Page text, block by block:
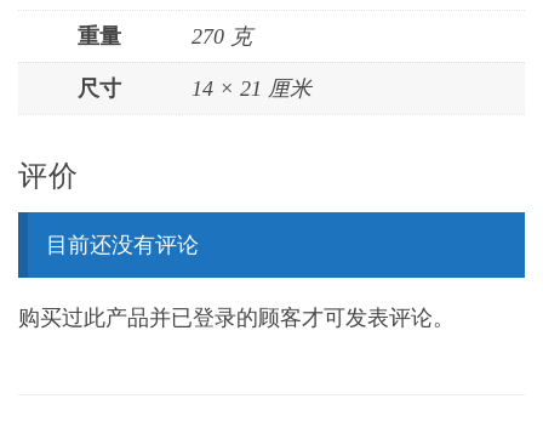
重量 270 克
尺寸 14 × 21 厘米
评价
目前还没有评论
购买过此产品并已登录的顾客才可发表评论。